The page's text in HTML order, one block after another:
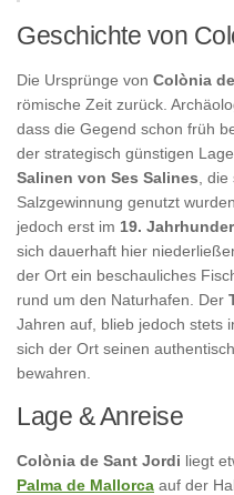
Geschichte von
Die Ursprünge von Colònia
römische Zeit zurück.
dass die Gegend schon früh
der strategisch günstigen
Salinen von Ses Salines ,
Salzgewinnung genutzt
jedoch erst im 19.
sich dauerhaft hier
der Ort ein beschauliches
rund um den Naturhafen. Der
Jahren auf, blieb jedoch stets
sich der Ort seinen
bewahren.
Lage & Anreise
Colònia de Sant Jordi liegt
Palma de Mallorca auf der